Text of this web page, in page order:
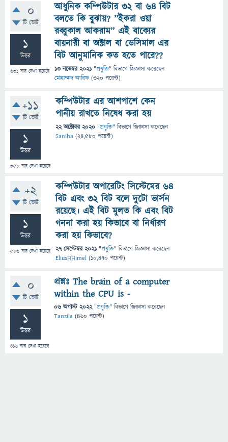
0
টি ভোট
1
উত্তর
631 বার দেখা হয়েছে
আধুনিক কম্পিউটার ৩২ বা ৬৪ বিট
বলতে কি বুঝায়? ’’ইকরা ওয়া
রব্বুকাল আকরাম’’ এই বাক্যের
বায়নারী বা অক্টাল বা ডেসিমাল এর
বিট আনুমানিক কত হতে পারে??
13 নভেম্বর 2021 "প্রযুক্তি" বিভাগে জিজ্ঞাসাকরেছেন
মোহাম্মাদ আরিফ (320 পয়েন্ট)
+11
টি ভোট
1
উত্তর
358 বার দেখা হয়েছে
কম্পিউটার এর আশপাশে কেন
পানীয় রাখতে নিষেধ করা হয়
22 অক্টোবর 2020 "প্রযুক্তি" বিভাগে জিজ্ঞাসাকরেছেন
Saniha (24,580 পয়েন্ট)
+2
টি ভোট
1
উত্তর
586 বার দেখা হয়েছে
কম্পিউটার অপারেটিং সিস্টেমের ৬৪
বিট এবং ৩২ বিট বলে দুটো ভার্সন
রয়েছে। এই বিট মুলত কি এবং বিট
গননা করা হয় কিভাবে বা নির্ধারণ
করা হয় কিভাবে?
27 সেপ্টেম্বর 2021 "প্রযুক্তি" বিভাগে জিজ্ঞাসাকরেছেন
EliusHHimel (10,470 পয়েন্ট)
0
টি ভোট
1
উত্তর
416 বার দেখা হয়েছে
প্রশ্নঃ The brain of a computer
within the CPU is -
06 অগাস্ট 2022 "প্রযুক্তি" বিভাগে জিজ্ঞাসাকরেছেন
Tanzila (460 পয়েন্ট)